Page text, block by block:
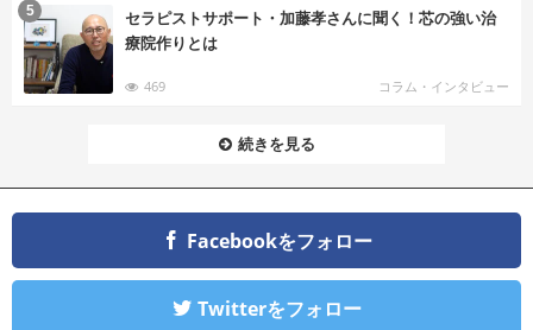
セラピストサポート・加藤孝さんに聞く！芯の強い治
療院作りとは
469 コラム・インタビュー
5
続きを見る
Facebookをフォロー
Twitterをフォロー